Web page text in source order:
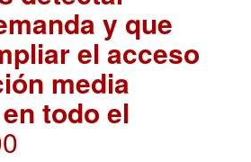
y que
el acceso
media
todo el